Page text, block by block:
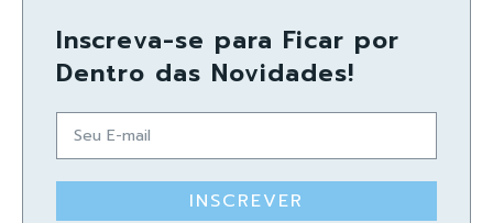
Inscreva-se para Ficar por
Dentro das Novidades!
INSCREVER